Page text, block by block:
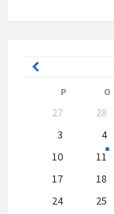
Previous
Month
P O
calendar
27 28
3
4
10
11
17
18
24
25